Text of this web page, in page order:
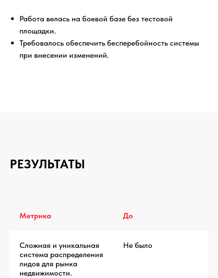
Работа велась на боевой базе без тестовой
площадки.
Требовалось обеспечить бесперебойность системы
при внесении изменений.
РЕЗУЛЬТАТЫ
Метрика До
Сложная и уникальная
система распределения
лидов для рынка
недвижимости.
Не было